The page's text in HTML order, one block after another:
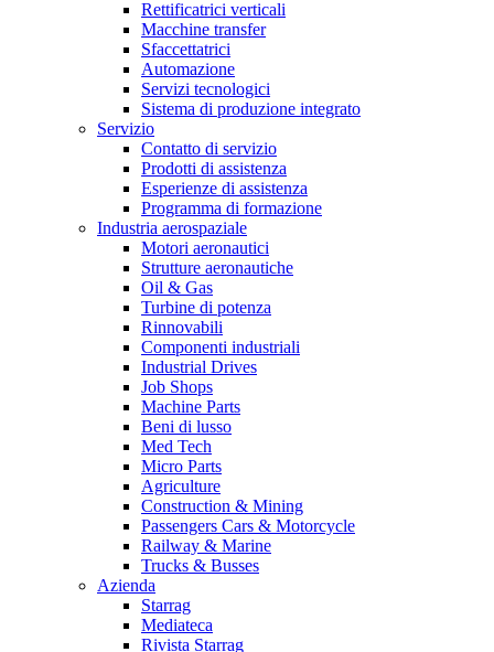
Rettificatrici verticali
Macchine transfer
Sfaccettatrici
Automazione
Servizi tecnologici
Sistema di produzione integrato
Servizio
Contatto di servizio
Prodotti di assistenza
Esperienze di assistenza
Programma di formazione
Industria aerospaziale
Motori aeronautici
Strutture aeronautiche
Oil & Gas
Turbine di potenza
Rinnovabili
Componenti industriali
Industrial Drives
Job Shops
Machine Parts
Beni di lusso
Med Tech
Micro Parts
Agriculture
Construction & Mining
Passengers Cars & Motorcycle
Railway & Marine
Trucks & Busses
Azienda
Starrag
Mediateca
Rivista Starrag